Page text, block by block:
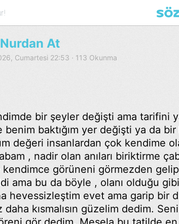
At
Cumartesi 22:53 · 113 Okunma
bir şeyler değişti ama tarifini
benim baktığım yer değişti ya da
değeri insanlardan çok kendime
, nadir olan anıları biriktirme
kendimce görüneni görmezden
ama bu da böyle , olanı olduğu
hevessizleştim evet ama garip bir
kısmalısın güzelim dedim.